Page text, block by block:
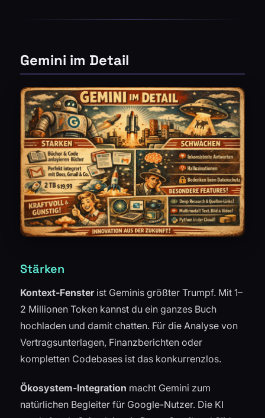
Gemini im Detail
Stärken
Kontext-Fensterist Geminis größter Trumpf. Mit 1–
2 Millionen Token kannst du ein ganzes Buch
hochladen und damit chatten. Für die Analyse von
Vertragsunterlagen, Finanzberichten oder
kompletten Codebases ist das konkurrenzlos.
Ökosystem-Integration macht Gemini zum
natürlichen Begleiter für Google-Nutzer. Die KI